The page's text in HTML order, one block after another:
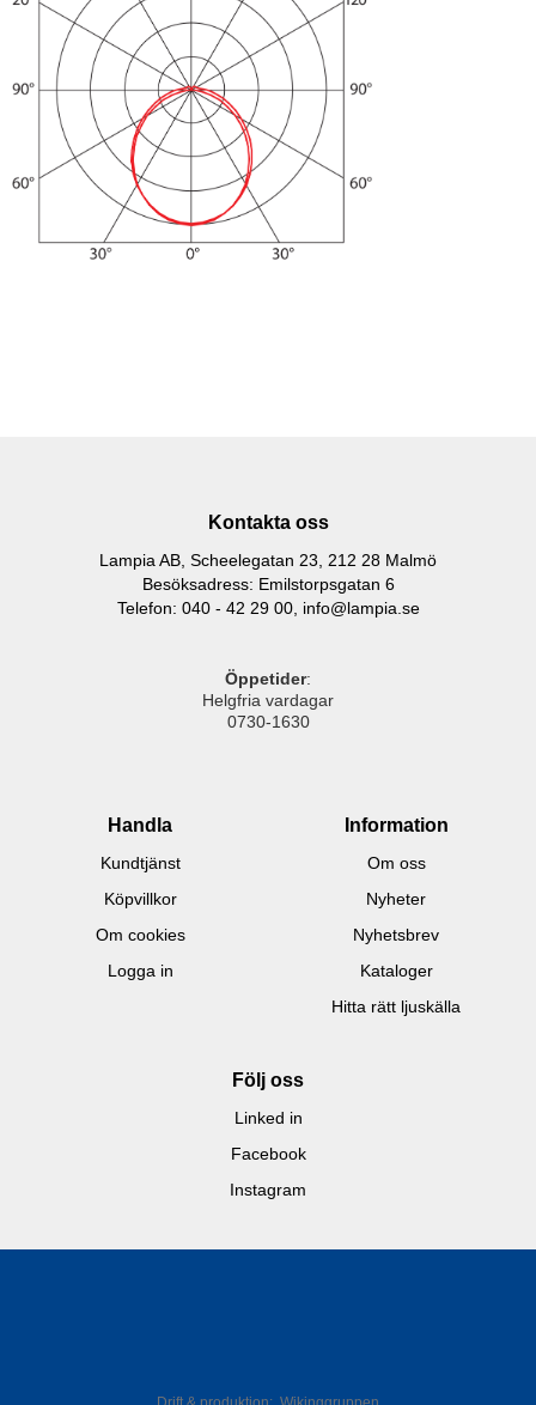
Kontakta oss
Lampia AB, Scheelegatan 23, 212 28 Malmö
Besöksadress: Emilstorpsgatan 6
Telefon: 040 - 42 29 00, info@lampia.se
Öppetider:
Helgfria vardagar
0730-1630
Handla
Kundtjänst
Köpvillkor
Om cookies
Logga in
Information
Om oss
Nyheter
Nyhetsbrev
Kataloger
Hitta rätt ljuskälla
Följ oss
Linked in
Facebook
Instagram